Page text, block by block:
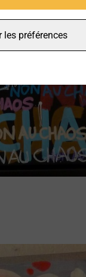
les préférences